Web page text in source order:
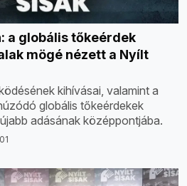
a globális tőkeérdek
mögé nézett a Nyílt
kihívásai, valamint a
globális tőkeérdekek
adásának középpontjába.